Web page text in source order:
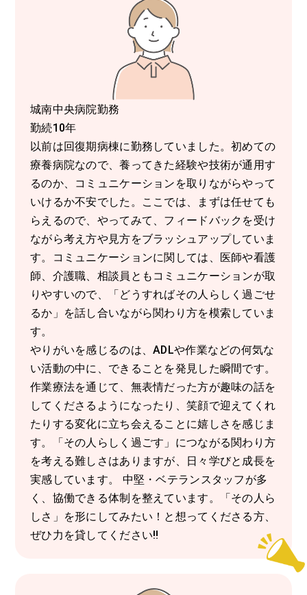
城南中央病院勤務
勤続10年
以前は回復期病棟に勤務していました。初めての
療養病院なので、養ってきた経験や技術が通用す
るのか、コミュニケーションを取りながらやって
いけるか不安でした。ここでは、まずは任せても
らえるので、やってみて、フィードバックを受け
ながら考え方や見方をブラッシュアップしていま
す。コミュニケーションに関しては、医師や看護
師、介護職、相談員ともコミュニケーションが取
りやすいので、「どうすればその人らしく過ごせ
るか」を話し合いながら関わり方を模索していま
す。
やりがいを感じるのは、ADLや作業などの何気な
い活動の中に、できることを発見した瞬間です。
作業療法を通じて、無表情だった方が趣味の話を
してくださるようになったり、笑顔で迎えてくれ
たりする変化に立ち会えることに嬉しさを感じま
す。「その人らしく過ごす」につながる関わり方
を考える難しさはありますが、日々学びと成長を
実感しています。 中堅・ベテランスタッフが多
く、協働できる体制を整えています。「その人ら
しさ」を形にしてみたい！と想ってくださる方、
ぜひ力を貸してください‼